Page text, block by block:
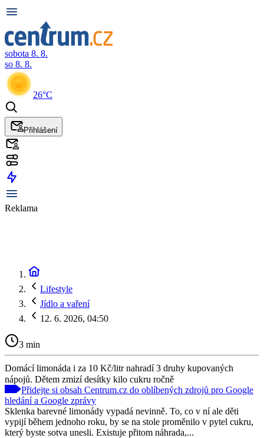
sobota 8. 8.
so 8. 8.
26°C
Přihlášení
Reklama
Lifestyle
Jídlo a vaření
12. 6. 2026, 04:50
3 min
Domácí limonáda i za 10 Kč/litr nahradí 3 druhy kupovaných
nápojů. Dětem zmizí desítky kilo cukru ročně
Přidejte si obsah Centrum.cz do oblíbených zdrojů pro Google
hledání a Google zprávy
Sklenka barevné limonády vypadá nevinně. To, co v ní ale děti
vypijí během jednoho roku, by se na stole proměnilo v pytel cukru,
který byste sotva unesli. Existuje přitom náhrada,...